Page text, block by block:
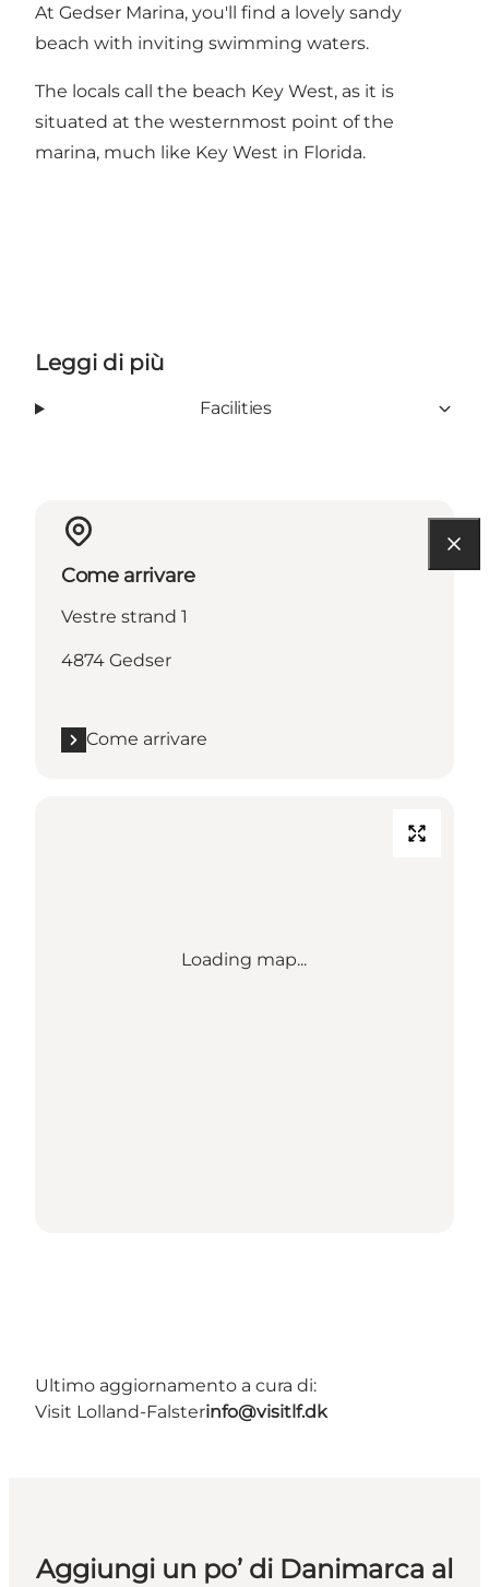
At Gedser Marina, you'll find a lovely sandy
beach with inviting swimming waters.
The locals call the beach Key West, as it is
situated at the westernmost point of the
marina, much like Key West in Florida.
Leggi di più
Facilities
Come arrivare
Vestre strand 1
4874 Gedser
Come arrivare
Loading map...
Ultimo aggiornamento a cura di:
Visit Lolland-Falsterinfo@visitlf.dk
Aggiungi un po’ di Danimarca al